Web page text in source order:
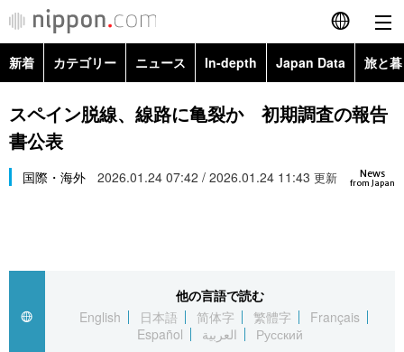
English
简体字
Русский
カテゴリー
経済・ビジネス
国際
トップ
アーカイブ
In-depth
Japan Data
新着 カテゴリー ニュース In-depth Japan Data 旅と
政治・外交
経済・ビジネス
Topics
スペイン脱線、線路に亀裂か 初期調査の報告
書公表
News
from Japan
国際・海外 2026.01.24 07:42 / 2026.01.24 11:43 更新
他の言語で読む
English
日本語 简体字 繁體字
Français
Español
العربية Русский